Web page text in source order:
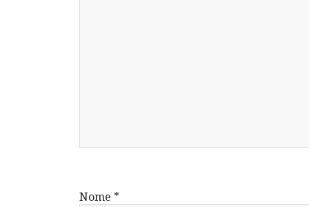
Nome *